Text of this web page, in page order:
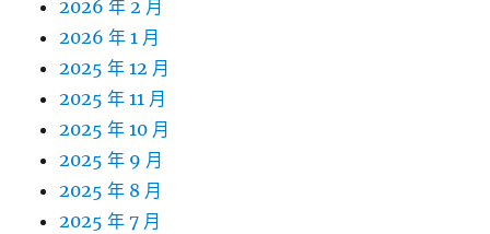
2026 年 2 月
2026 年 1 月
2025 年 12 月
2025 年 11 月
2025 年 10 月
2025 年 9 月
2025 年 8 月
2025 年 7 月